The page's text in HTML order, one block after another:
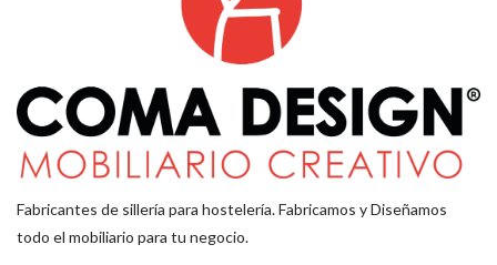
Fabricantes de sillería para hostelería. Fabricamos y Diseñamos
todo el mobiliario para tu negocio.